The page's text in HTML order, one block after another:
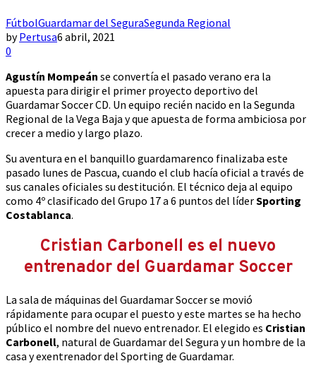
FútbolGuardamar del SeguraSegunda Regional
byPertusa6 abril, 2021
0
Agustín Mompeán se convertía el pasado verano era la
apuesta para dirigir el primer proyecto deportivo del
Guardamar Soccer CD. Un equipo recién nacido en la Segunda
Regional de la Vega Baja y que apuesta de forma ambiciosa por
crecer a medio y largo plazo.
Su aventura en el banquillo guardamarenco finalizaba este
pasado lunes de Pascua, cuando el club hacía oficial a través de
sus canales oficiales su destitución. El técnico deja al equipo
como 4º clasificado del Grupo 17 a 6 puntos del líderSporting
Costablanca.
Cristian Carbonell es el nuevo
entrenador del Guardamar Soccer
La sala de máquinas del Guardamar Soccer se movió
rápidamente para ocupar el puesto y este martes se ha hecho
público el nombre del nuevo entrenador. El elegido es Cristian
Carbonell, natural de Guardamar del Segura y un hombre de la
casa y exentrenador del Sporting de Guardamar.